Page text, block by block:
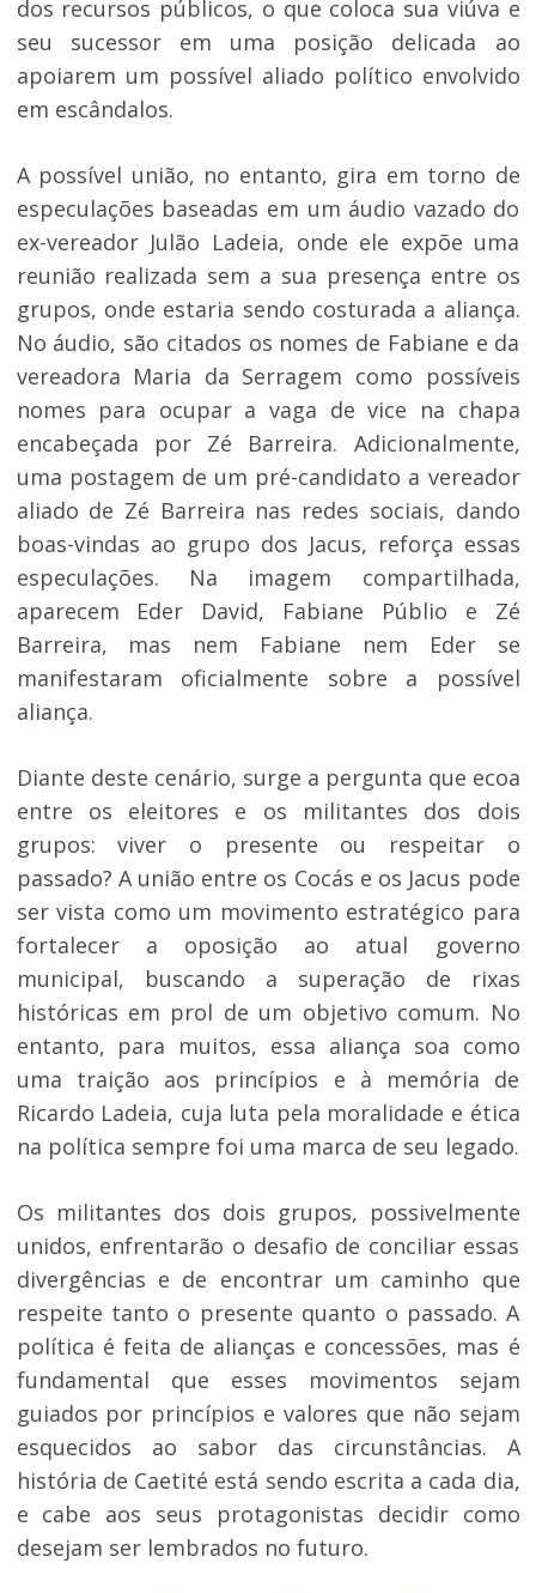
dos recursos públicos, o que coloca sua viúva e
seu sucessor em uma posição delicada ao
apoiarem um possível aliado político envolvido
em escândalos.
A possível união, no entanto, gira em torno de
especulações baseadas em um áudio vazado do
ex-vereador Julão Ladeia, onde ele expõe uma
reunião realizada sem a sua presença entre os
grupos, onde estaria sendo costurada a aliança.
No áudio, são citados os nomes de Fabiane e da
vereadora Maria da Serragem como possíveis
nomes para ocupar a vaga de vice na chapa
encabeçada por Zé Barreira. Adicionalmente,
uma postagem de um pré-candidato a vereador
aliado de Zé Barreira nas redes sociais, dando
boas-vindas ao grupo dos Jacus, reforça essas
especulações. Na imagem compartilhada,
aparecem Eder David, Fabiane Públio e Zé
Barreira, mas nem Fabiane nem Eder se
manifestaram oficialmente sobre a possível
aliança.
Diante deste cenário, surge a pergunta que ecoa
entre os eleitores e os militantes dos dois
grupos: viver o presente ou respeitar o
passado? A união entre os Cocás e os Jacus pode
ser vista como um movimento estratégico para
fortalecer a oposição ao atual governo
municipal, buscando a superação de rixas
históricas em prol de um objetivo comum. No
entanto, para muitos, essa aliança soa como
uma traição aos princípios e à memória de
Ricardo Ladeia, cuja luta pela moralidade e ética
na política sempre foi uma marca de seu legado.
Os militantes dos dois grupos, possivelmente
unidos, enfrentarão o desafio de conciliar essas
divergências e de encontrar um caminho que
respeite tanto o presente quanto o passado. A
política é feita de alianças e concessões, mas é
fundamental que esses movimentos sejam
guiados por princípios e valores que não sejam
esquecidos ao sabor das circunstâncias. A
história de Caetité está sendo escrita a cada dia,
e cabe aos seus protagonistas decidir como
desejam ser lembrados no futuro.